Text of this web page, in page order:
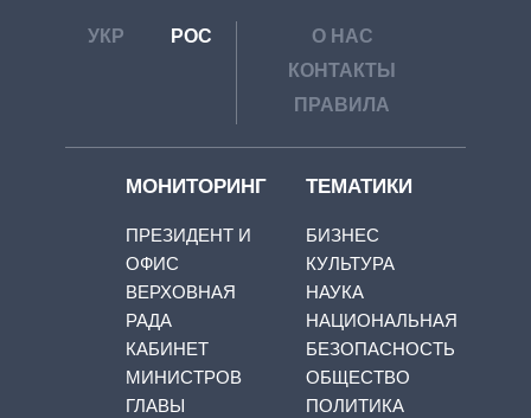
УКР РОС
О НАС
КОНТАКТЫ
ПРАВИЛА
МОНИТОРИНГ
ПРЕЗИДЕНТ И
ОФИС
ВЕРХОВНАЯ
РАДА
КАБИНЕТ
МИНИСТРОВ
ГЛАВЫ
ТЕМАТИКИ
БИЗНЕС
КУЛЬТУРА
НАУКА
НАЦИОНАЛЬНАЯ
БЕЗОПАСНОСТЬ
ОБЩЕСТВО
ПОЛИТИКА